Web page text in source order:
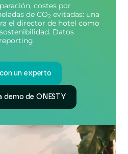
costes por
de CO₂ evitadas: una
el director de hotel como
Datos
con un experto
demo de ONESTY